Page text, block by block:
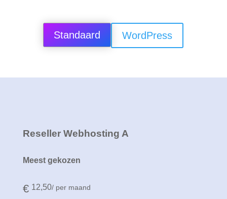
Standaard WordPress
Reseller Webhosting A
Meest gekozen
€ 12,50/ per maand